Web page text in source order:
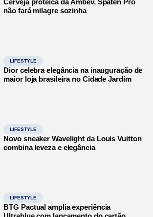
não fará milagre sozinha
LIFESTYLE
Dior celebra elegância na inauguração de
maior loja brasileira no Cidade Jardim
LIFESTYLE
Novo sneaker Wavelight da Louis Vuitton
combina leveza e elegância
LIFESTYLE
BTG Pactual amplia experiência